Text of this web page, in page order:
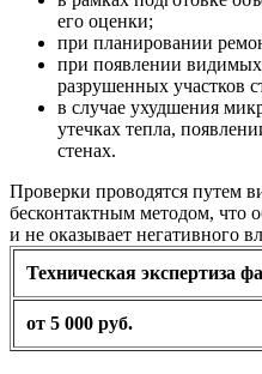
его оценки;
при планировании
при появлении
разрушенных участков
в случае ухудшения
утечках тепла,
стенах.
Проверки проводятся путем
бесконтактным методом, что
и не оказывает негативного
Техническая экспертиза
от 5 000 руб.